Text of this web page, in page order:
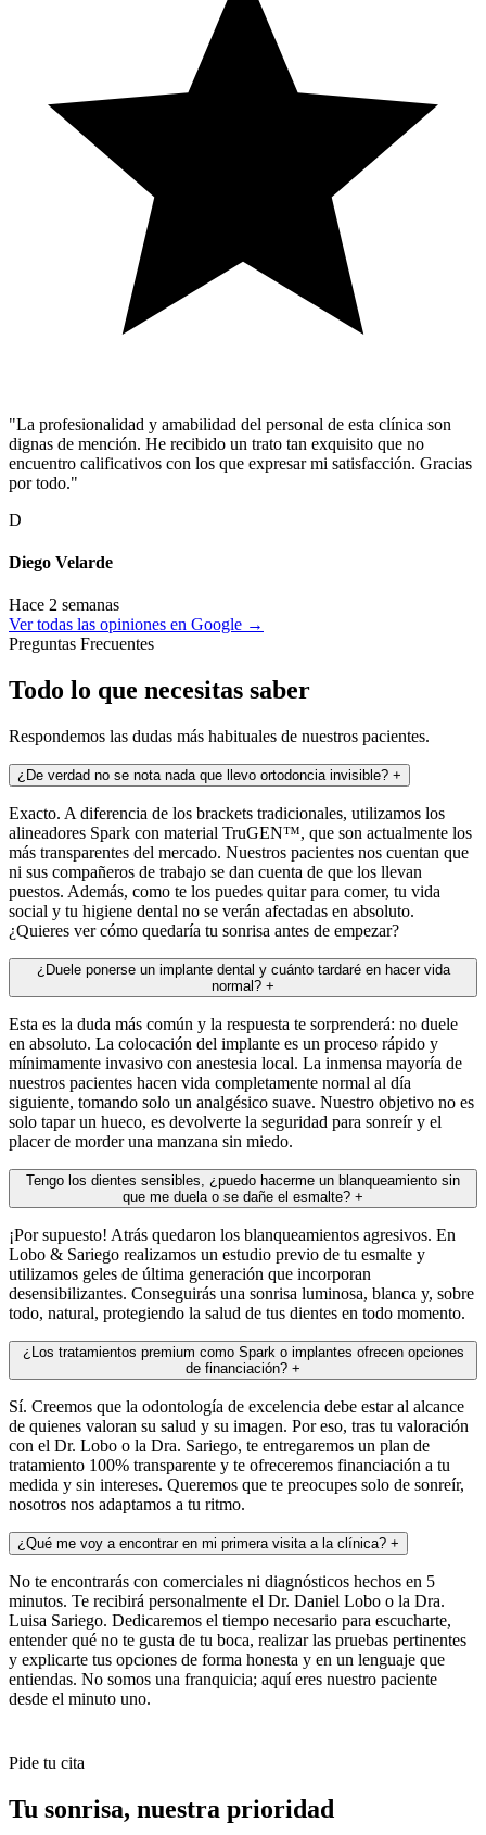
"La profesionalidad y amabilidad del personal de esta clínica son
dignas de mención. He recibido un trato tan exquisito que no
encuentro calificativos con los que expresar mi satisfacción. Gracias
por todo."
D
Diego Velarde
Hace 2 semanas
Ver todas las opiniones en Google →
Preguntas Frecuentes
Todo lo que necesitas saber
Respondemos las dudas más habituales de nuestros pacientes.
¿De verdad no se nota nada que llevo ortodoncia invisible? +
Exacto. A diferencia de los brackets tradicionales, utilizamos los
alineadores Spark con material TruGEN™, que son actualmente los
más transparentes del mercado. Nuestros pacientes nos cuentan que
ni sus compañeros de trabajo se dan cuenta de que los llevan
puestos. Además, como te los puedes quitar para comer, tu vida
social y tu higiene dental no se verán afectadas en absoluto.
¿Quieres ver cómo quedaría tu sonrisa antes de empezar?
¿Duele ponerse un implante dental y cuánto tardaré en hacer vida
normal? +
Esta es la duda más común y la respuesta te sorprenderá: no duele
en absoluto. La colocación del implante es un proceso rápido y
mínimamente invasivo con anestesia local. La inmensa mayoría de
nuestros pacientes hacen vida completamente normal al día
siguiente, tomando solo un analgésico suave. Nuestro objetivo no es
solo tapar un hueco, es devolverte la seguridad para sonreír y el
placer de morder una manzana sin miedo.
Tengo los dientes sensibles, ¿puedo hacerme un blanqueamiento sin
que me duela o se dañe el esmalte? +
¡Por supuesto! Atrás quedaron los blanqueamientos agresivos. En
Lobo & Sariego realizamos un estudio previo de tu esmalte y
utilizamos geles de última generación que incorporan
desensibilizantes. Conseguirás una sonrisa luminosa, blanca y, sobre
todo, natural, protegiendo la salud de tus dientes en todo momento.
¿Los tratamientos premium como Spark o implantes ofrecen opciones
de financiación? +
Sí. Creemos que la odontología de excelencia debe estar al alcance
de quienes valoran su salud y su imagen. Por eso, tras tu valoración
con el Dr. Lobo o la Dra. Sariego, te entregaremos un plan de
tratamiento 100% transparente y te ofreceremos financiación a tu
medida y sin intereses. Queremos que te preocupes solo de sonreír,
nosotros nos adaptamos a tu ritmo.
¿Qué me voy a encontrar en mi primera visita a la clínica? +
No te encontrarás con comerciales ni diagnósticos hechos en 5
minutos. Te recibirá personalmente el Dr. Daniel Lobo o la Dra.
Luisa Sariego. Dedicaremos el tiempo necesario para escucharte,
entender qué no te gusta de tu boca, realizar las pruebas pertinentes
y explicarte tus opciones de forma honesta y en un lenguaje que
entiendas. No somos una franquicia; aquí eres nuestro paciente
desde el minuto uno.
Pide tu cita
Tu sonrisa, nuestra prioridad